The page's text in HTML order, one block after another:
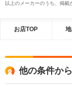
以上のメーカーのうち、掲
お店TOP
他の条件か